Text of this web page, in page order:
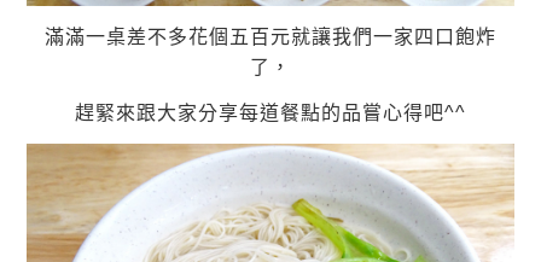
滿滿一桌差不多花個五百元就讓我們一家四口飽炸
了，
趕緊來跟大家分享每道餐點的品嘗心得吧^^